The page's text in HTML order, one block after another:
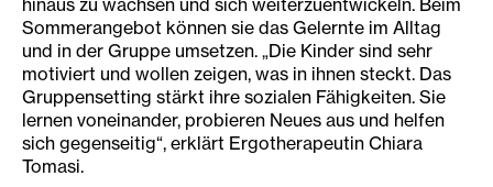
hinaus zu wachsen und sich weiterzuentwickeln. Beim
Sommerangebot können sie das Gelernte im Alltag
und in der Gruppe umsetzen. „Die Kinder sind sehr
motiviert und wollen zeigen, was in ihnen steckt. Das
Gruppensetting stärkt ihre sozialen Fähigkeiten. Sie
lernen voneinander, probieren Neues aus und helfen
sich gegenseitig“, erklärt Ergotherapeutin Chiara
Tomasi.